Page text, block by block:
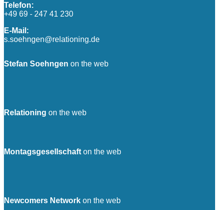
Telefon:
+49 69 - 247 41 230
E-Mail:
s.soehngen@relationing.de
Stefan Soehngen on the web
Relationing on the web
Montagsgesellschafton the web
Newcomers Network on the web